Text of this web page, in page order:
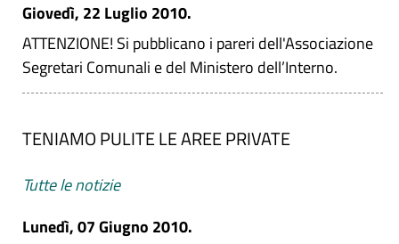
Giovedì, 22 Luglio 2010.
ATTENZIONE! Si pubblicano i pareri dell'Associazione
Segretari Comunali e del Ministero dell’Interno.
TENIAMO PULITE LE AREE PRIVATE
Tutte le notizie
Lunedì, 07 Giugno 2010.